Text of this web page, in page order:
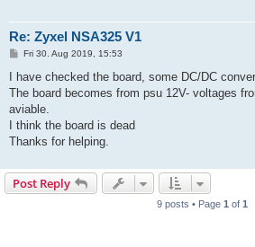
Re: Zyxel NSA325 V1
P
s
Fri 30. Aug 2019, 15:53
I have checked the board, some DC/DC
The board becomes from psu 12V- voltages
aviable.
I think the board is dead
Thanks for helping.
Post Reply
9 posts • Page 1of 1